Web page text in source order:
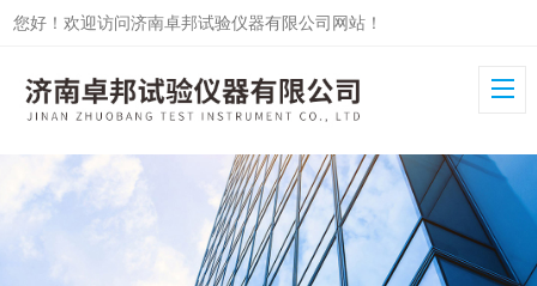
您好！欢迎访问济南卓邦试验仪器有限公司网站！